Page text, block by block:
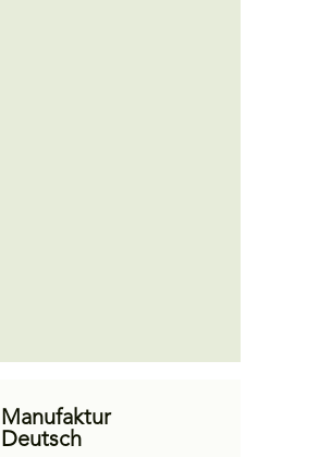
Manufaktur
Deutsch